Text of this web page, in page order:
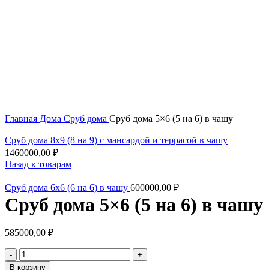
Главная Дома Сруб дома Сруб дома 5×6 (5 на 6) в чашу
Сруб дома 8x9 (8 на 9) с мансардой и террасой в чашу
1460000,00 ₽
Назад к товарам
Сруб дома 6x6 (6 на 6) в чашу 600000,00 ₽
Сруб дома 5×6 (5 на 6) в чашу
585000,00 ₽
Количество
товара
В корзину